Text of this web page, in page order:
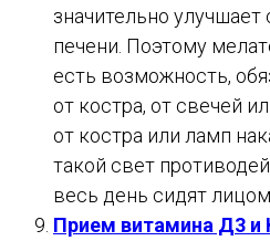
значительно
печени. Поэтому
есть возможность,
от костра, от свечей
от костра или ламп
такой свет
весь день сидят
Прием витамина Д3 и